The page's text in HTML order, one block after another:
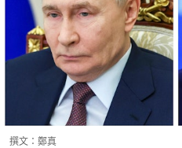
撰文： 鄭真